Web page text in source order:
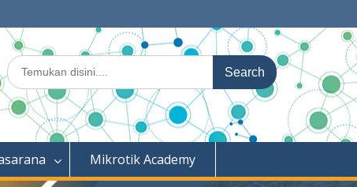
Search
for:
Mikrotik Academy